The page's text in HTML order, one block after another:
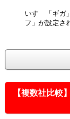
いすゞ「ギガ
フ」が設定さ
【複数社比較